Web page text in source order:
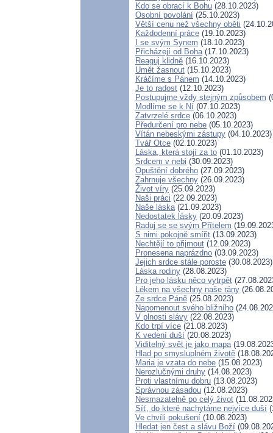
Kdo se obrací k Bohu (28.10.2023)
Osobní povolání (25.10.2023)
Větší cenu než všechny oběti
Každodenní práce (19.10.2023)
I se svým Synem (18.10.2023)
Přicházejí od Boha(17.10.2023)
Reaguj klidně (16.10.2023)
Umět žasnout (15.10.2023)
Kráčíme s Pánem (14.10.2023)
Je to radost (12.10.2023)
Postupujme vždy stejným způsobem
Modlíme se k Ní (07.10.2023)
Zatvrzelé srdce (06.10.2023)
Předurčení pro nebe (05.10.2023)
Vítán nebeskými zástupy (04.10.2023)
Tvář Otce (02.10.2023)
Láska, která stojí za to (01.10.2023)
Srdcem v nebi (30.09.2023)
Opuštění dobrého (27.09.2023)
Zahrnuje všechny (26.09.2023)
Život víry (25.09.2023)
Naši práci (22.09.2023)
Naše láska(21.09.2023)
Nedostatek lásky (20.09.2023)
Raduj se se svým Přítelem
S nimi pokojně smířit (13.09.2023)
Nechtějí to přijmout (12.09.2023)
Pronesena naprázdno (03.09.2023)
Jejich srdce stále poroste (30.08.2023)
Láska rodiny (28.08.2023)
Pro jeho lásku něco vytrpět
Lékem na všechny naše rány
Ze srdce Páně (25.08.2023)
Napomenout svého bližního
V plnosti slávy (22.08.2023)
Kdo trpí více (21.08.2023)
K vedení duší (20.08.2023)
Viditelný svět je jako mapa
Hlad po smysluplném životě
Maria je vzata do nebe (15.08.2023)
Nerozlučnými druhy (14.08.2023)
Proti vlastnímu dobru (13.08.2023)
Správnou zásadou (12.08.2023)
Nesmazatelně po celý život
Síť, do které nachytáme nejvíce duší
Ve chvíli pokušení (10.08.2023)
Hledat jen čest a slávu Boží